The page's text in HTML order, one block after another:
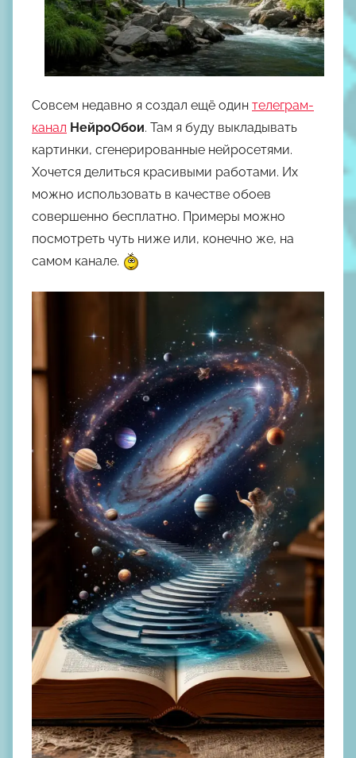
Совсем недавно я создал ещё один телеграм-
канал НейроОбои. Там я буду выкладывать
картинки, сгенерированные нейросетями.
Хочется делиться красивыми работами. Их
можно использовать в качестве обоев
совершенно бесплатно. Примеры можно
посмотреть чуть ниже или, конечно же, на
самом канале.